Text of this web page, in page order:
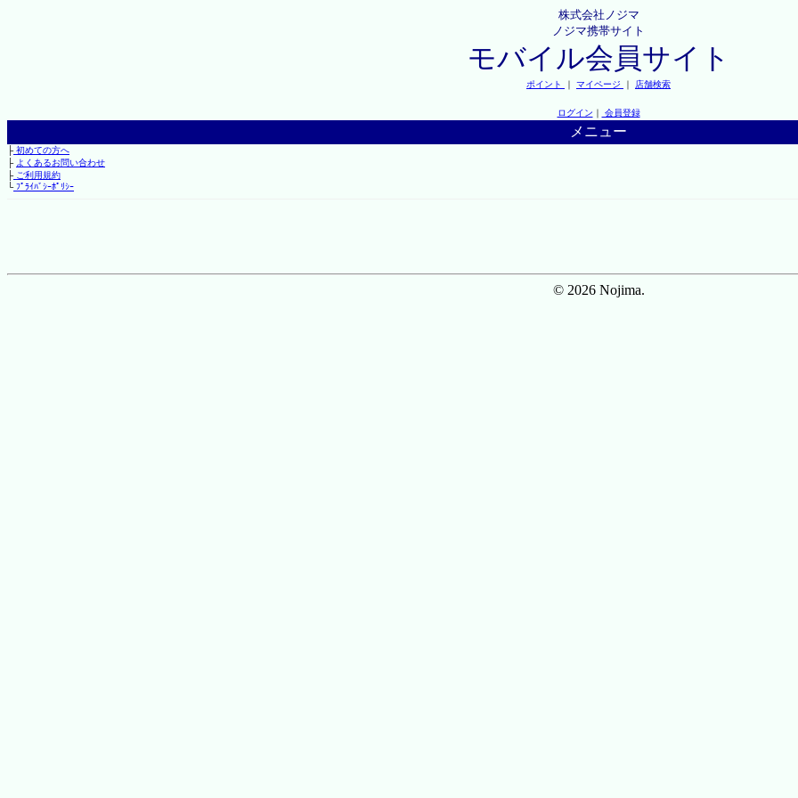
株式会社ノジマ
ノジマ携帯サイト
モバイル会員サイト
ポイント ｜ マイページ ｜ 店舗検索
ログイン ｜ 会員登録
メニュー
├初めての方へ
├ よくあるお問い合わせ
├ご利用規約
└ﾌﾟﾗｲﾊﾞｼｰﾎﾟﾘｼｰ
© 2026 Nojima.